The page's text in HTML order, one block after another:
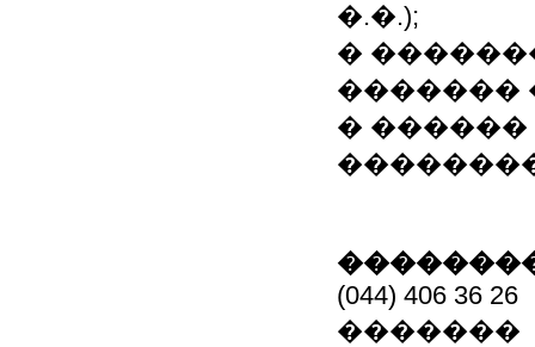
�.�.);
�
�������
�
(044) 406 36 26
�������